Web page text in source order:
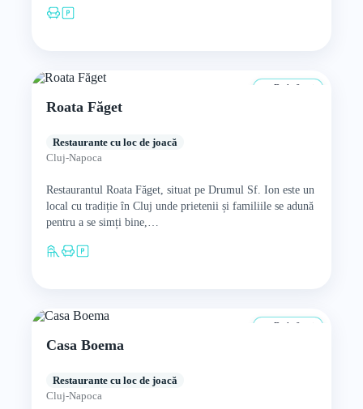
De la 0 ani
Roata Făget
Restaurante cu loc de joacă
Cluj-Napoca
Restaurantul Roata Făget, situat pe Drumul Sf. Ion este un
local cu tradiție în Cluj unde prietenii și familiile se adună
pentru a se simți bine,…
De la 0 ani
Casa Boema
Restaurante cu loc de joacă
Cluj-Napoca